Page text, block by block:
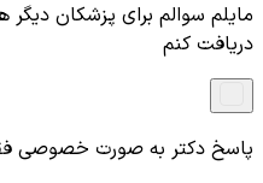
مایلم سوالم برای پزشکان
دریافت کنم
پاسخ دکتر به صورت خصوصی